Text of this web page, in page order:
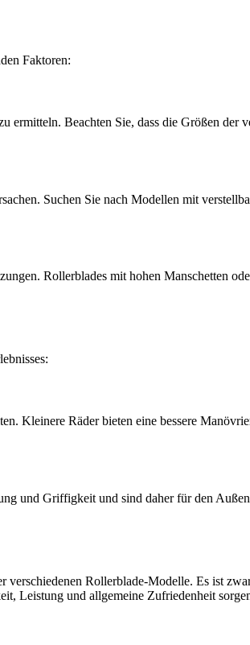
Faktoren:
Beachten Sie, dass die Größen
Suchen Sie nach Modellen mit
Rollerblades mit hohen Manschetten
Kleinere Räder bieten eine bessere
und Griffigkeit und sind daher für den
Rollerblade-Modelle. Es ist
Leistung und allgemeine Zufriedenheit